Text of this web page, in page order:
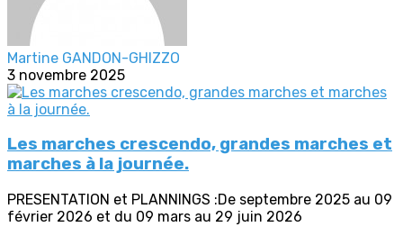
Martine GANDON-GHIZZO
3 novembre 2025
Les marches crescendo, grandes marches et
marches à la journée.
PRESENTATION et PLANNINGS :De septembre 2025 au 09
février 2026 et du 09 mars au 29 juin 2026